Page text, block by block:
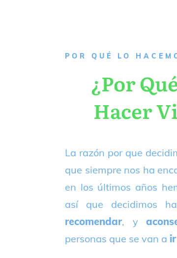
P OR QUÉ LO
¿Por
Hacer
La razón por que
que siempre nos ha
en los últimos años
así que decidimos
recomendar, y
personas que se van a